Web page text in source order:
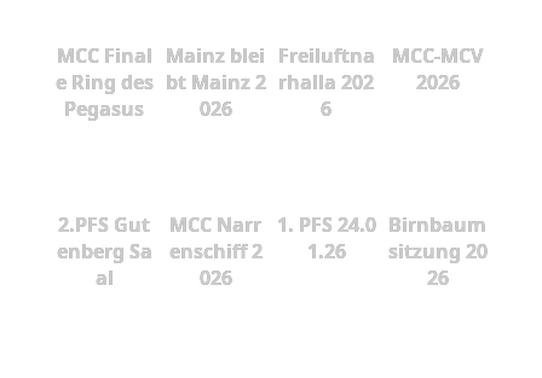
MCC Final
e Ring des
Pegasus
Mainz blei
bt Mainz 2
026
Freiluftna
rhalla 202
6
MCC-MCV
2026
2.PFS Gut
enberg Sa
al
MCC Narr
enschiff 2
026
1. PFS 24.0
1.26
Birnbaum
sitzung 20
26